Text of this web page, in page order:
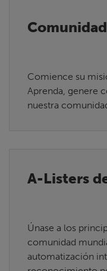
Comience su
Aprenda, genere
nuestra
A-Listers
Únase a los
comunidad
automatización